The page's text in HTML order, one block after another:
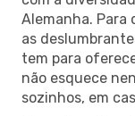
Alemanha. Para
as
tem para
não esquece
sozinhos, em